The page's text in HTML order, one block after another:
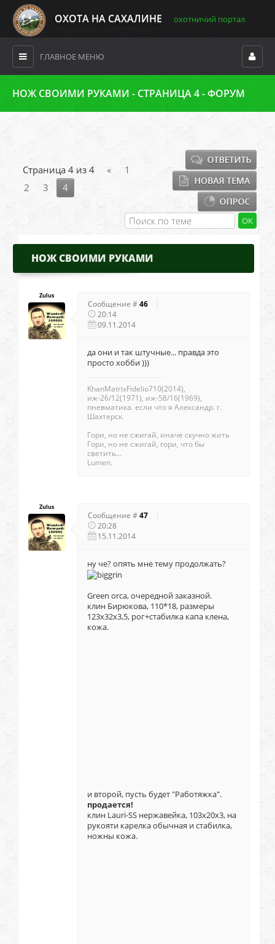
ОХОТА НА САХАЛИНЕ охотничий портал
ГЛАВНОЕ МЕНЮ
НОЖ СВОИМИ РУКАМИ - СТРАНИЦА 4 - ФОРУМ
Страница 4 из 4 «
1
2
3 4
НОЖ СВОИМИ РУКАМИ
Zulus
Сообщение #46
20:14
09.11.2014
да они и так штучные... правда это
просто хобби )))
KhanMatrixFidelio710(2014),
иж-26/12(1971), иж-58/16(1969),
пневматика. если что я Александр. г.
Шахтерск.
Гори, но не сжигай, иначе скучно жить
Гори, но не сжигай, гори, что бы
светить...
Lumen.
Zulus
Сообщение #47
20:28
15.11.2014
ну че? опять мне тему продолжать?
Green orca, очередной заказной.
клин Бирюкова, 110*18, размеры
123х32х3,5, рог+стабилка капа клена,
кожа.
и второй, пусть будет "Работяжка".
продается!
клин Lauri-SS нержавейка, 103х20х3, на
рукояти карелка обычная и стабилка,
ножны кожа.